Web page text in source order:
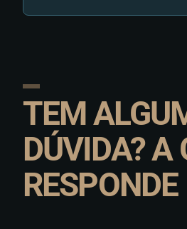
TEM
DÚVIDA? A
RESPONDE